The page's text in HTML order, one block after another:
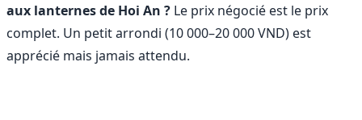
aux lanternes de Hoi An ? Le prix négocié est le prix
complet. Un petit arrondi (10 000–20 000 VND) est
apprécié mais jamais attendu.